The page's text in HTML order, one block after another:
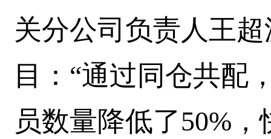
关分公司负责人王
目：“通过同仓共配
员数量降低了50%